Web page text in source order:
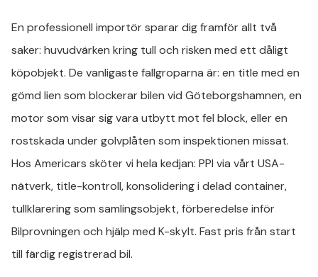
En professionell importör sparar dig framför allt två
saker: huvudvärken kring tull och risken med ett dåligt
köpobjekt. De vanligaste fallgroparna är: en title med en
gömd lien som blockerar bilen vid Göteborgshamnen, en
motor som visar sig vara utbytt mot fel block, eller en
rostskada under golvplåten som inspektionen missat.
Hos Americars sköter vi hela kedjan: PPI via vårt USA-
nätverk, title-kontroll, konsolidering i delad container,
tullklarering som samlingsobjekt, förberedelse inför
Bilprovningen och hjälp med K-skylt. Fast pris från start
till färdig registrerad bil.